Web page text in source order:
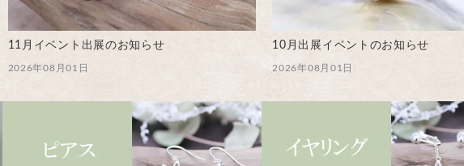
11月イベント出展のお知らせ
2026年08月01日
10月出展イベントのお知らせ
2026年08月01日